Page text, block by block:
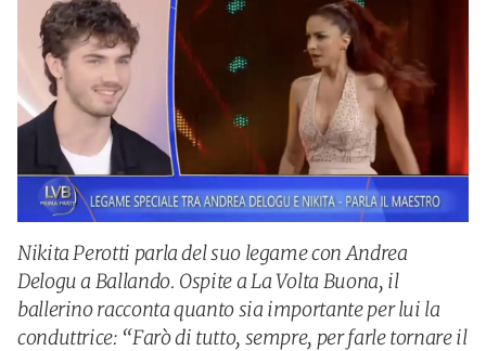
Nikita Perotti parla del suo legame con Andrea
Delogu a Ballando. Ospite a La Volta Buona, il
ballerino racconta quanto sia importante per lui la
conduttrice: “Farò di tutto, sempre, per farle tornare il